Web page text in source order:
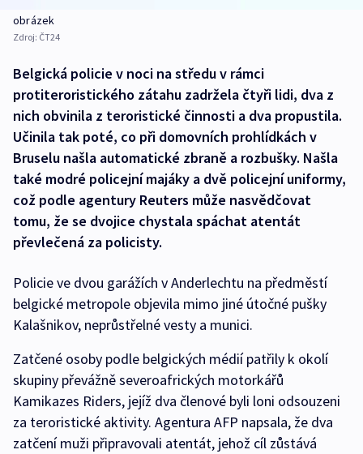
obrázek
Zdroj: ČT24
Belgická policie v noci na středu v rámci
protiteroristického zátahu zadržela čtyři lidi, dva z
nich obvinila z teroristické činnosti a dva propustila.
Učinila tak poté, co při domovních prohlídkách v
Bruselu našla automatické zbraně a rozbušky. Našla
také modré policejní majáky a dvě policejní uniformy,
což podle agentury Reuters může nasvědčovat
tomu, že se dvojice chystala spáchat atentát
převlečená za policisty.
Policie ve dvou garážích v Anderlechtu na předměstí
belgické metropole objevila mimo jiné útočné pušky
Kalašnikov, neprůstřelné vesty a munici.
Zatčené osoby podle belgických médií patřily k okolí
skupiny převážně severoafrických motorkářů
Kamikazes Riders, jejíž dva členové byli loni odsouzeni
za teroristické aktivity. Agentura AFP napsala, že dva
zatčení muži připravovali atentát, jehož cíl zůstává